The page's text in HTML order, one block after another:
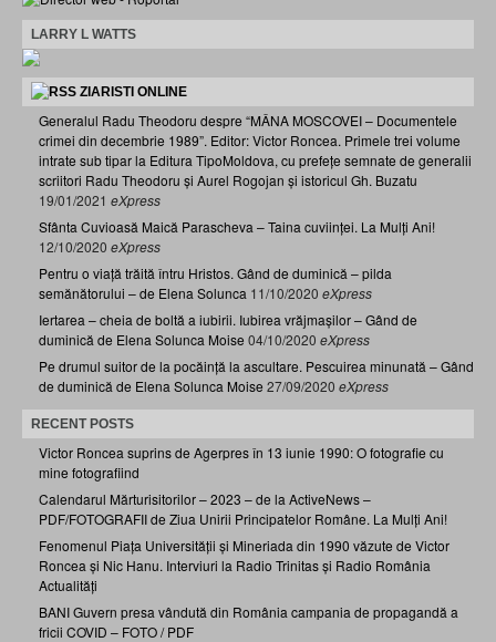
LARRY L WATTS
ZIARISTI ONLINE
Generalul Radu Theodoru despre “MÂNA MOSCOVEI – Documentele
crimei din decembrie 1989”. Editor: Victor Roncea. Primele trei volume
intrate sub tipar la Editura TipoMoldova, cu prefețe semnate de generalii
scriitori Radu Theodoru și Aurel Rogojan și istoricul Gh. Buzatu
19/01/2021 eXpress
Sfânta Cuvioasă Maică Parascheva – Taina cuviinței. La Mulți Ani!
12/10/2020 eXpress
Pentru o viață trăită întru Hristos. Gând de duminică – pilda
semănătorului – de Elena Solunca 11/10/2020 eXpress
Iertarea – cheia de boltă a iubirii. Iubirea vrăjmașilor – Gând de
duminică de Elena Solunca Moise 04/10/2020 eXpress
Pe drumul suitor de la pocăință la ascultare. Pescuirea minunată – Gând
de duminică de Elena Solunca Moise 27/09/2020 eXpress
RECENT POSTS
Victor Roncea suprins de Agerpres în 13 iunie 1990: O fotografie cu
mine fotografiind
Calendarul Mărturisitorilor – 2023 – de la ActiveNews –
PDF/FOTOGRAFII de Ziua Unirii Principatelor Române. La Mulți Ani!
Fenomenul Piața Universității și Mineriada din 1990 văzute de Victor
Roncea și Nic Hanu. Interviuri la Radio Trinitas și Radio România
Actualități
BANI Guvern presa vândută din România campania de propagandă a
fricii COVID – FOTO / PDF